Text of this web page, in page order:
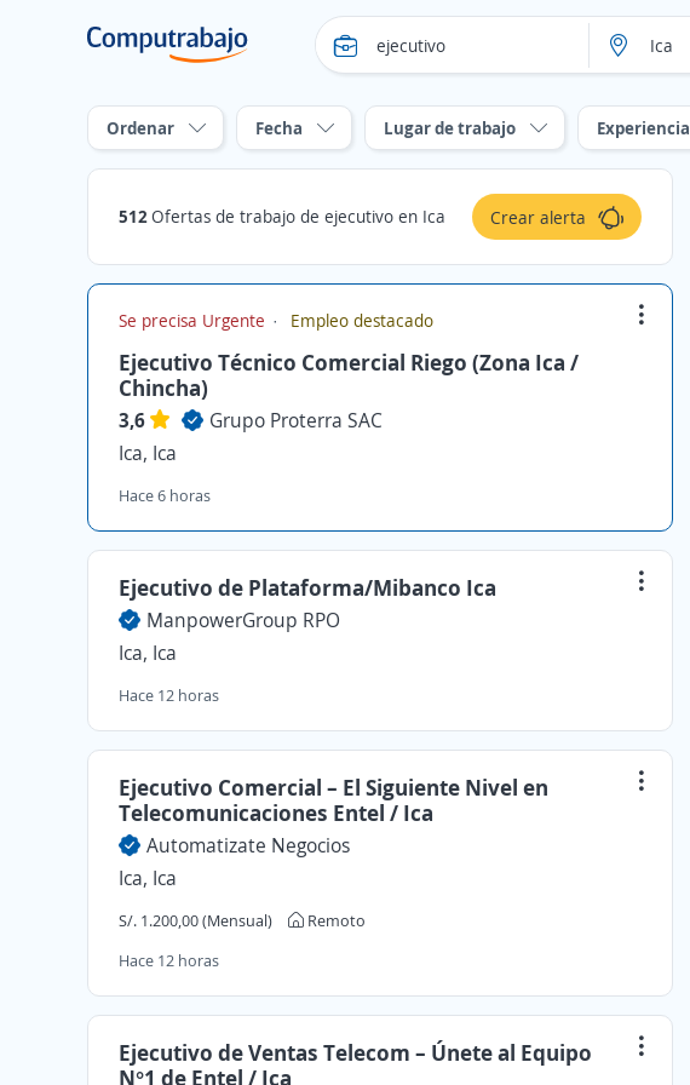
Ordenar Fecha Lugar de trabajo Experiencia
512Ofertas de trabajo de ejecutivo en Ica Crear alerta
Se precisa Urgente Empleo destacado
Ejecutivo Técnico Comercial Riego (Zona Ica /
Chincha)
3,6
Grupo Proterra SAC
Ica, Ica
Hace 6 horas
Ejecutivo de Plataforma/Mibanco Ica
ManpowerGroup RPO
Ica, Ica
Hace 12 horas
Ejecutivo Comercial – El Siguiente Nivel en
Telecomunicaciones Entel / Ica
Automatizate Negocios
Ica, Ica
S/. 1.200,00 (Mensual)
Remoto
Hace 12 horas
Ejecutivo de Ventas Telecom – Únete al Equipo
N°1 de Entel / Ica